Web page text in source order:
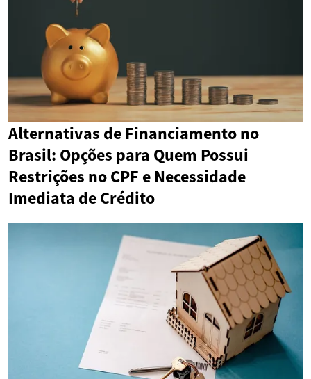
Alternativas de Financiamento no
Brasil: Opções para Quem Possui
Restrições no CPF e Necessidade
Imediata de Crédito